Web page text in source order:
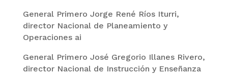
General Primero Jorge René Ríos Iturri,
director Nacional de Planeamiento y
Operaciones ai
General Primero José Gregorio Illanes Rivero,
director Nacional de Instrucción y Enseñanza